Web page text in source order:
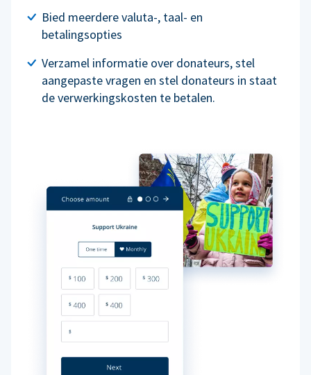
Bied meerdere valuta-, taal- en
betalingsopties
Verzamel informatie over donateurs, stel
aangepaste vragen en stel donateurs in staat
de verwerkingskosten te betalen.